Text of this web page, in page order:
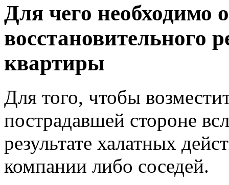
Для чего необходимо
восстановительного
квартиры
Для того, чтобы
пострадавшей стороне
результате халатных
компании либо соседей.